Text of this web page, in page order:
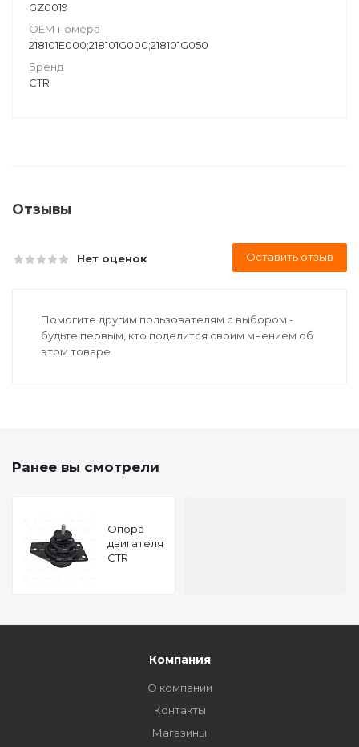
GZ0019
ОЕМ номера
218101E000;218101G000;218101G050
Бренд
CTR
Отзывы
Нет оценок Оставить отзыв
Помогите другим пользователям с выбором -
будьте первым, кто поделится своим мнением об
этом товаре
Ранее вы смотрели
Опора
двигателя
CTR
Компания
О компании
Контакты
Магазины